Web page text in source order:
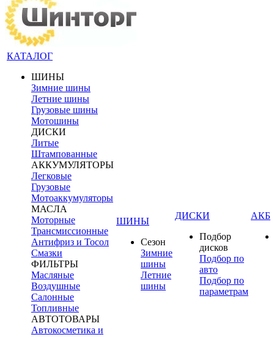
КАТАЛОГ
ШИНЫ
Зимние шины
Летние шины
Грузовые шины
Мотошины
ДИСКИ
Литые
Штампованные
АККУМУЛЯТОРЫ
Легковые
Грузовые
Мотоаккумуляторы
МАСЛА
Моторные
Трансмиссионные
Антифриз и Тосол
Смазки
ФИЛЬТРЫ
Масляные
Воздушные
Салонные
Топливные
АВТОТОВАРЫ
Автокосметика и
ШИНЫ
Сезон
Зимние
шины
Летние
шины
ДИСКИ
Подбор
дисков
Подбор по
авто
Подбор по
параметрам
АКБ